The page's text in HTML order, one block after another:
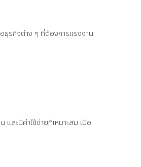
ธุรกิจต่าง ๆ ที่ต้องการแรงงาน
ละมีค่าใช้จ่ายที่เหมาะสม เมื่อ